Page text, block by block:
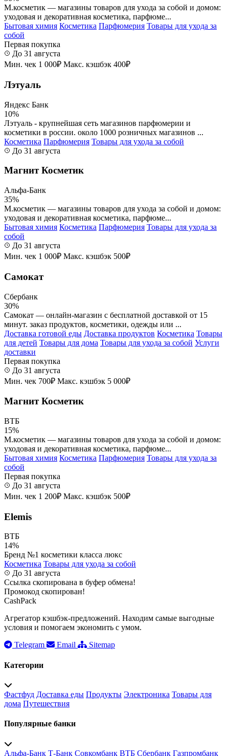
М.косметик — магазины товаров для ухода за собой и домом:
уходовая и декоративная косметика, парфюме...
Бытовая химия Косметика Парфюмерия Товары для ухода за
собой
Первая покупка
До 31 августа
Мин. чек 1 000₽ Макс. кэшбэк 400₽
Лэтуаль
Яндекс Банк
10%
Лэтуаль - крупнейшая сеть магазинов парфюмерии и
косметики в россии. около 1000 розничных магазинов ...
Косметика Парфюмерия Товары для ухода за собой
До 31 августа
Магнит Косметик
Альфа-Банк
35%
М.косметик — магазины товаров для ухода за собой и домом:
уходовая и декоративная косметика, парфюме...
Бытовая химия Косметика Парфюмерия Товары для ухода за
собой
До 31 августа
Мин. чек 1 000₽ Макс. кэшбэк 500₽
Самокат
Сбербанк
30%
Самокат — онлайн-магазин с бесплатной доставкой от 15
минут. заказ продуктов, косметики, одежды или ...
Доставка готовой еды Доставка продуктов Косметика Товары
для детей Товары для дома Товары для ухода за собой Услуги
доставки
Первая покупка
До 31 августа
Мин. чек 700₽ Макс. кэшбэк 5 000₽
Магнит Косметик
ВТБ
15%
М.косметик — магазины товаров для ухода за собой и домом:
уходовая и декоративная косметика, парфюме...
Бытовая химия Косметика Парфюмерия Товары для ухода за
собой
Первая покупка
До 31 августа
Мин. чек 1 200₽ Макс. кэшбэк 500₽
Elemis
ВТБ
14%
Бренд №1 косметики класса люкс
Косметика Товары для ухода за собой
До 31 августа
Ссылка скопирована в буфер обмена!
Промокод скопирован!
CashPack
Агрегатор кэшбэк-предложений. Находим самые выгодные
условия и помогаем экономить с умом.
Telegram
Email Sitemap
Категории
Фастфуд Доставка еды Продукты Электроника Товары для
дома Путешествия
Популярные банки
Альфа-Банк Т-Банк Совкомбанк ВТБ Сбербанк Газпромбанк